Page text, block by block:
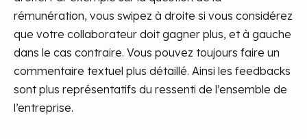
rémunération, vous swipez à droite si vous considérez
que votre collaborateur doit gagner plus, et à gauche
dans le cas contraire. Vous pouvez toujours faire un
commentaire textuel plus détaillé. Ainsi les feedbacks
sont plus représentatifs du ressenti de l’ensemble de
l’entreprise.